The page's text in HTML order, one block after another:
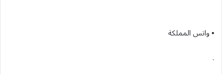
▪︎ واتس المملكة
.